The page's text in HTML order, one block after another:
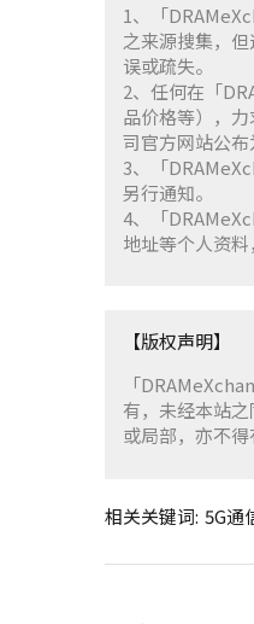
1、「
之来源搜集，
误或疏失。
2、任何在「
品价格等），
司官方网站公布
3、「
另行通知。
4、「
地址等个人资
【版权声明】
「
有，未经本站
或局部，亦不得
相关关键词: 5G通